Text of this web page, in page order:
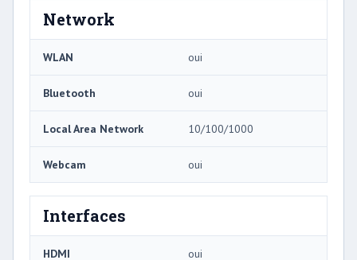
Network
WLAN oui
Bluetooth oui
Local Area Network 10/100/1000
Webcam oui
Interfaces
HDMI oui